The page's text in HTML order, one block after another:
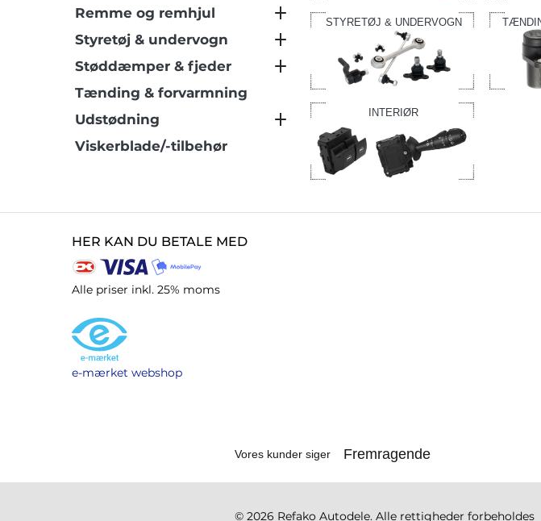
STYRETØJ & UNDERVOGN
INTERIØR
Remme og remhjul
Styretøj & undervogn
Støddæmper & fjeder
Tænding & forvarmning
Udstødning
Viskerblade/-tilbehør
HER KAN DU BETALE MED
Alle priser inkl. 25% moms
e-mærket webshop
© 2026 Refako Autodele. Alle rettigheder forbeholdes